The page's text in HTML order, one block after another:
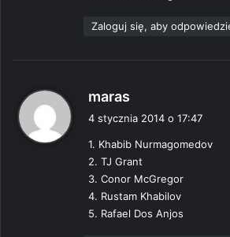
Zaloguj się, aby
maras
z
e
4 stycznia 2014 o 17:47
1. Khabib Nurmagomedov
2. TJ Grant
3. Conor McGregor
4. Rustam Khabilov
5. Rafael Dos Anjos